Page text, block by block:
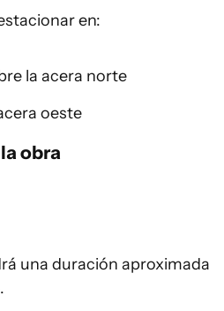
en:
la acera norte
oeste
obra
una duración aproximada
.